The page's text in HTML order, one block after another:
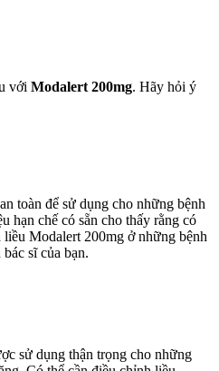
với Modalert 200mg. Hãy hỏi ý
toàn để sử dụng cho những bệnh
hạn chế có sẵn cho thấy rằng có
Modalert 200mg ở những bệnh
sĩ của bạn.
sử dụng thận trọng cho những